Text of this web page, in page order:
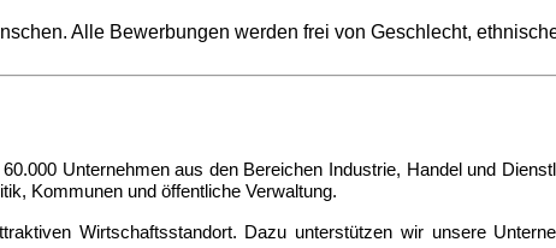
Alle Bewerbungen werden frei von Geschlecht,
.000 Unternehmen aus den Bereichen Industrie, Handel und
Kommunen und öffentliche Verwaltung.
Wirtschaftsstandort. Dazu unterstützen wir unsere